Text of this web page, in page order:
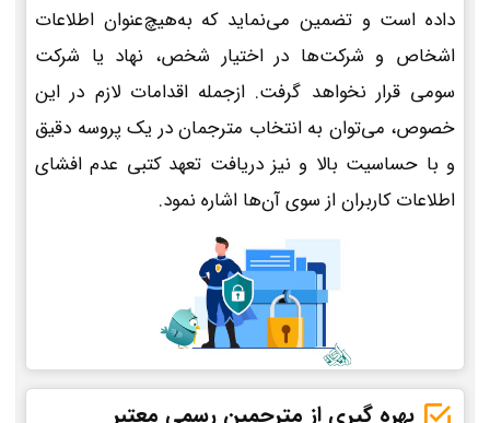
داده است و تضمین می‌نماید که به‌هیچ‌عنوان اطلاعات
اشخاص و شرکت‌ها در اختیار شخص، نهاد یا شرکت
سومی قرار نخواهد گرفت. ازجمله اقدامات لازم در این
خصوص، می‌توان به انتخاب مترجمان در یک پروسه دقیق
و با حساسیت بالا و نیز دریافت تعهد کتبی عدم افشای
اطلاعات کاربران از سوی آن‌ها اشاره نمود.
بهره گیری از مترجمین رسمی معتبر